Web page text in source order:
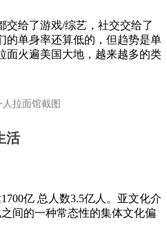
交给了游戏/综艺，社交交给了
的单身率还算低的，但趋势是单
面火遍美国大地，越来越多的类
拉面馆截图
活
亿 总人数3.5亿人。亚文化介
间的一种常态性的集体文化偏